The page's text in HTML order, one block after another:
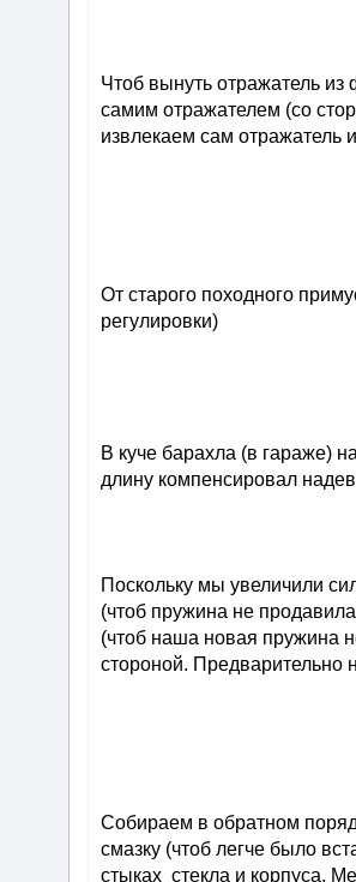
Чтоб вынуть отражатель
самим отражателем (со
извлекаем сам отражатель
От старого походного
регулировки)
В куче барахла (в гараже)
длину компенсировал
Поскольку мы увеличили
(чтоб пружина не
(чтоб наша новая пружина
стороной. Предварительно
Собираем в обратном
смазку (чтоб легче было
стыках стекла и корпуса.